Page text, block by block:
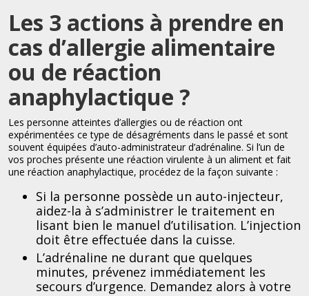
Les 3 actions à prendre en
cas d’allergie alimentaire
ou de réaction
anaphylactique ?
Les personne atteintes d’allergies ou de réaction ont
expérimentées ce type de désagréments dans le passé et sont
souvent équipées d’auto-administrateur d’adrénaline. Si l’un de
vos proches présente une réaction virulente à un aliment et fait
une réaction anaphylactique, procédez de la façon suivante :
Si la personne possède un auto-injecteur,
aidez-la à s’administrer le traitement en
lisant bien le manuel d’utilisation. L’injection
doit être effectuée dans la cuisse.
L’adrénaline ne durant que quelques
minutes, prévenez immédiatement les
secours d’urgence. Demandez alors à votre